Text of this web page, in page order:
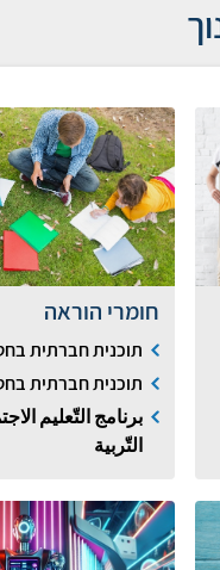
חומרי הוראה
תוכנית חברתית
תוכנית חברתית
برنامج التّعليم
التّربية